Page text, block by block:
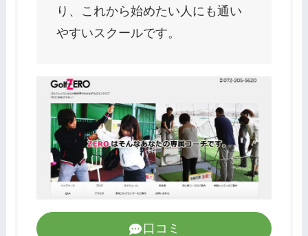
り、これから始めたい人にも通い
やすいスクールです。
口コミ